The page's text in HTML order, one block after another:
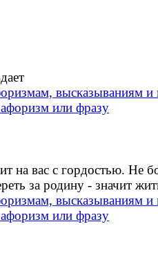
на вас с гордостью. Не
за родину - значит